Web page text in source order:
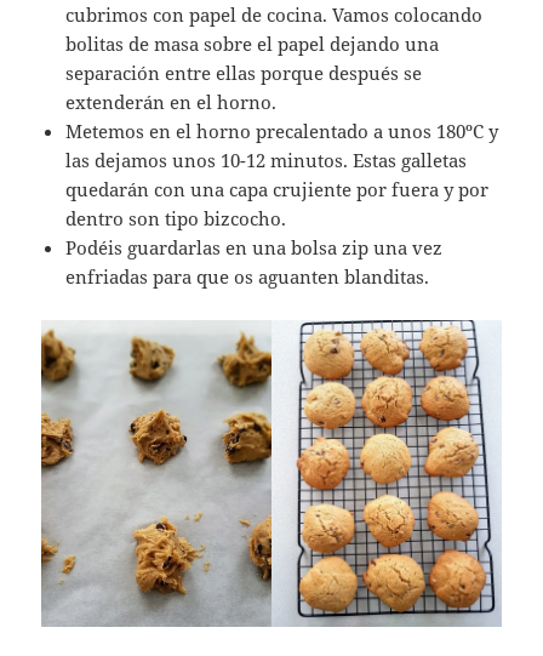
cubrimos con papel de cocina. Vamos colocando
bolitas de masa sobre el papel dejando una
separación entre ellas porque después se
extenderán en el horno.
Metemos en el horno precalentado a unos 180ºC y
las dejamos unos 10-12 minutos. Estas galletas
quedarán con una capa crujiente por fuera y por
dentro son tipo bizcocho.
Podéis guardarlas en una bolsa zip una vez
enfriadas para que os aguanten blanditas.